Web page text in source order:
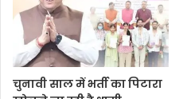
चुनावी साल में भर्ती का पिटारा